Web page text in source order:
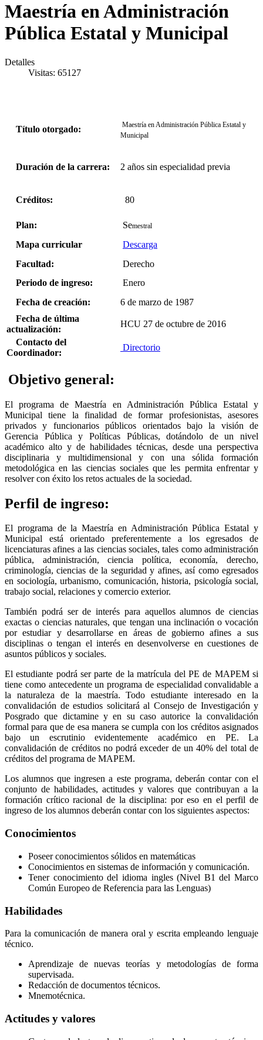
Maestría en Administración
Pública Estatal y Municipal
Detalles
Visitas: 65127
Título otorgado:
Maestría en Administración Pública Estatal y
Municipal
Duración de la carrera: 2 años sin especialidad previa
Créditos: 80
Plan: Semestral
Mapa curricular
Descarga
Facultad:
Derecho
Periodo de ingreso:
Enero
Fecha de creación:
6 de marzo de 1987
Fecha de última
actualización:
HCU 27 de octubre de 2016
Contacto del
Coordinador:
Directorio
Objetivo general:
El programa de Maestría en Administración Pública Estatal y
Municipal tiene la finalidad de formar profesionistas, asesores
privados y funcionarios públicos orientados bajo la visión de
Gerencia Pública y Políticas Públicas, dotándolo de un nivel
académico alto y de habilidades técnicas, desde una perspectiva
disciplinaria y multidimensional y con una sólida formación
metodológica en las ciencias sociales que les permita enfrentar y
resolver con éxito los retos actuales de la sociedad.
Perfil de ingreso:
El programa de la Maestría en Administración Pública Estatal y
Municipal está orientado preferentemente a los egresados de
licenciaturas afines a las ciencias sociales, tales como administración
pública, administración, ciencia política, economía, derecho,
criminología, ciencias de la seguridad y afines, así como egresados
en sociología, urbanismo, comunicación, historia, psicología social,
trabajo social, relaciones y comercio exterior.
También podrá ser de interés para aquellos alumnos de ciencias
exactas o ciencias naturales, que tengan una inclinación o vocación
por estudiar y desarrollarse en áreas de gobierno afines a sus
disciplinas o tengan el interés en desenvolverse en cuestiones de
asuntos públicos y sociales.
El estudiante podrá ser parte de la matrícula del PE de MAPEM si
tiene como antecedente un programa de especialidad convalidable a
la naturaleza de la maestría. Todo estudiante interesado en la
convalidación de estudios solicitará al Consejo de Investigación y
Posgrado que dictamine y en su caso autorice la convalidación
formal para que de esa manera se cumpla con los créditos asignados
bajo un escrutinio evidentemente académico en PE. La
convalidación de créditos no podrá exceder de un 40% del total de
créditos del programa de MAPEM.
Los alumnos que ingresen a este programa, deberán contar con el
conjunto de habilidades, actitudes y valores que contribuyan a la
formación crítico racional de la disciplina: por eso en el perfil de
ingreso de los alumnos deberán contar con los siguientes aspectos:
Conocimientos
Poseer conocimientos sólidos en matemáticas
Conocimientos en sistemas de información y comunicación.
Tener conocimiento del idioma ingles (Nivel B1 del Marco
Común Europeo de Referencia para las Lenguas)
Habilidades
Para la comunicación de manera oral y escrita empleando lenguaje
técnico.
Aprendizaje de nuevas teorías y metodologías de forma
supervisada.
Redacción de documentos técnicos.
Mnemotécnica.
Actitudes y valores